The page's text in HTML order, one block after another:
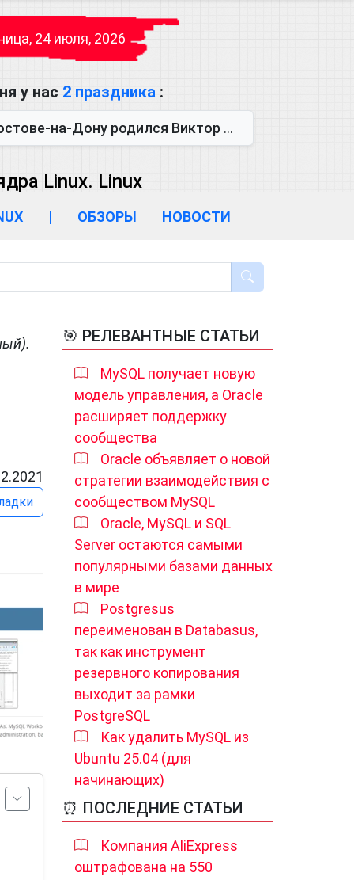
24 июля, 2026
у нас 2 праздника :
Виктор Михайлович Глушков. Под руководством Виктора Михайло...
Linux. Linux
| ОБЗОРЫ НОВОСТИ
🎯 РЕЛЕВАНТНЫЕ СТАТЬИ
MySQL получает новую
модель управления, а Oracle
расширяет поддержку
сообщества
Oracle объявляет о новой
стратегии взаимодействия с
сообществом MySQL
Oracle, MySQL и SQL
Server остаются самыми
популярными базами данных
в мире
Postgresus
переименован в Databasus,
так как инструмент
резервного копирования
выходит за рамки
PostgreSQL
Как удалить MySQL из
Ubuntu 25.04 (для
начинающих)
⏰ ПОСЛЕДНИЕ СТАТЬИ
Компания AliExpress
оштрафована на 550